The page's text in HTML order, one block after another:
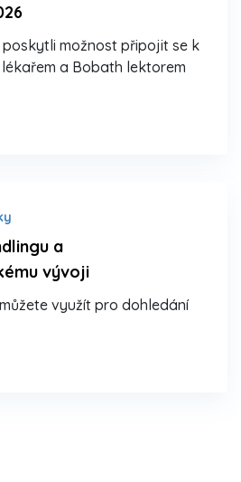
poskytli možnost připojit se k
a Bobath lektorem
a
vývoji
využít pro dohledání